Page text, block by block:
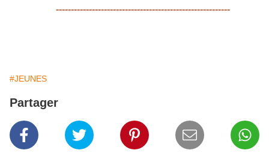
----------------------------------------------------------
#JEUNES
Partager